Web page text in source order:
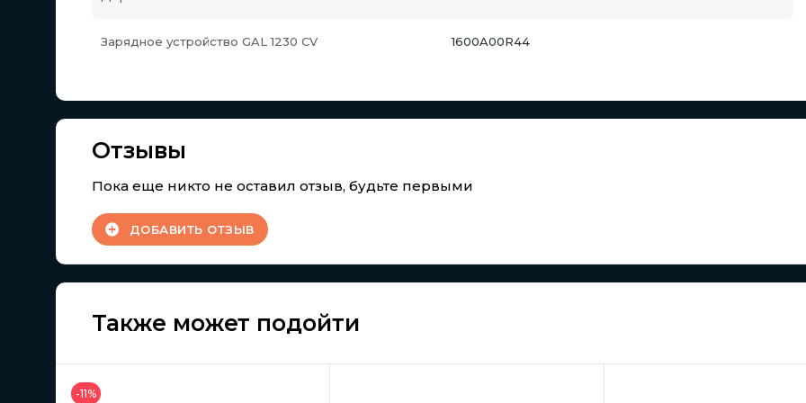
Зарядное устройство GAL 1230 CV 1600A00R44
Отзывы
Пока еще никто не оставил отзыв, будьте первыми
ДОБАВИТЬ ОТЗЫВ
Также может подойти
-11%